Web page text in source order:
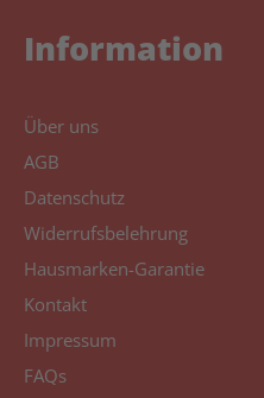
Information
Über uns
AGB
Datenschutz
Widerrufsbelehrung
Hausmarken-Garantie
Kontakt
Impressum
FAQs